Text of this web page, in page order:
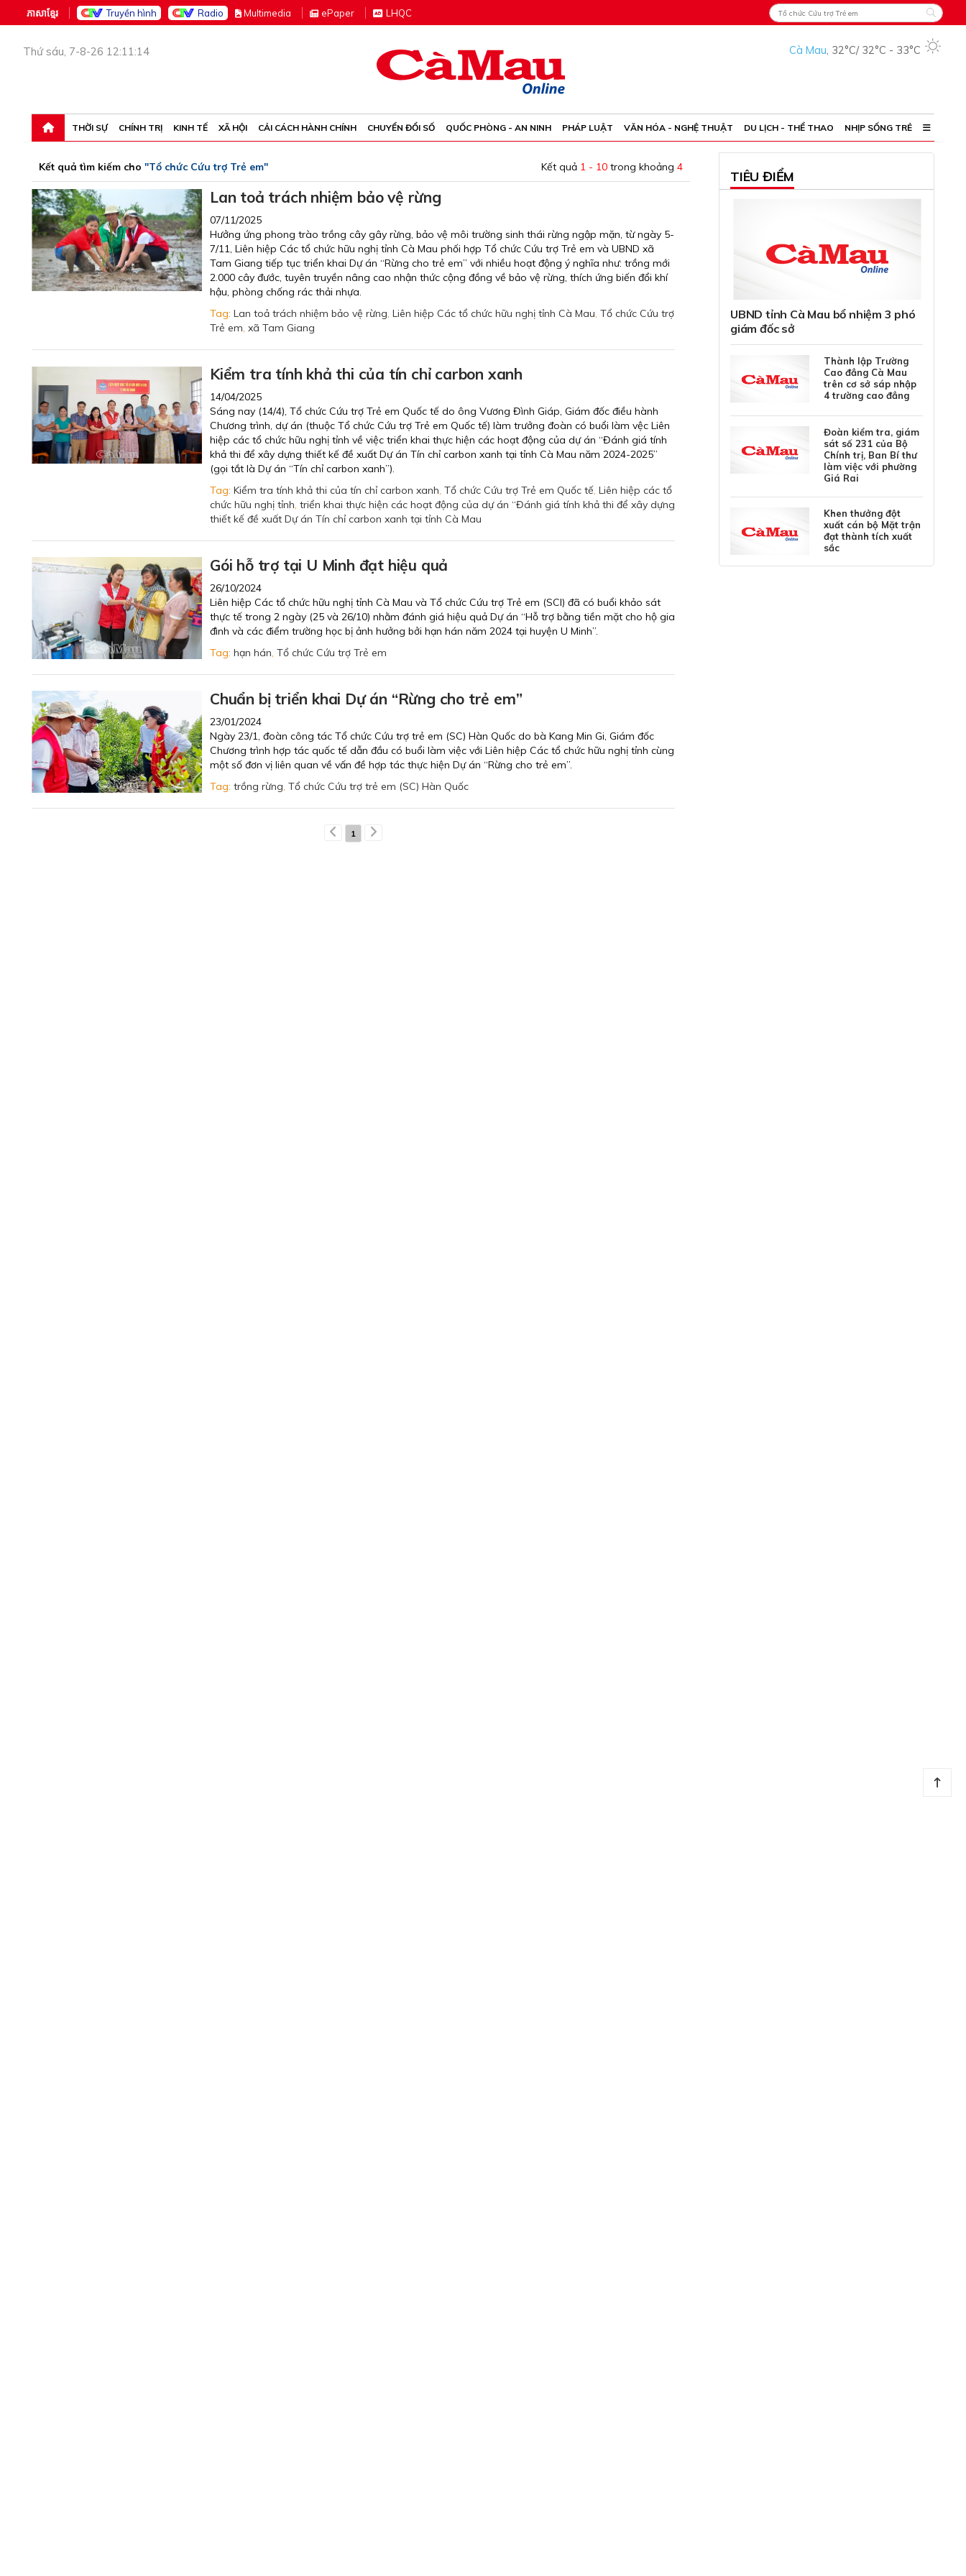
ភាសាខ្មែរ Truyền hình Radio Multimedia ePaper LHQC
Thứ sáu, 7-8-26 12:11:14 Cà Mau, 32°C/ 32°C - 33°C
THỜI SỰ CHÍNH TRỊ KINH TẾ XÃ HỘI CẢI CÁCH HÀNH CHÍNH CHUYỂN ĐỔI SỐ QUỐC PHÒNG - AN NINH PHÁP LUẬT VĂN HÓA - NGHỆ THUẬT DU LỊCH - THỂ THAO NHỊP SỐNG TRẺ
Kết quả tìm kiếm cho "Tổ chức Cứu trợ Trẻ em" Kết quả 1 - 10 trong khoảng 4
Lan toả trách nhiệm bảo vệ rừng
07/11/2025
Hưởng ứng phong trào trồng cây gây rừng, bảo vệ môi trường sinh thái rừng ngập mặn, từ ngày 5-
7/11, Liên hiệp Các tổ chức hữu nghị tỉnh Cà Mau phối hợp Tổ chức Cứu trợ Trẻ em và UBND xã
Tam Giang tiếp tục triển khai Dự án “Rừng cho trẻ em” với nhiều hoạt động ý nghĩa như: trồng mới
2.000 cây đước, tuyên truyền nâng cao nhận thức cộng đồng về bảo vệ rừng, thích ứng biến đổi khí
hậu, phòng chống rác thải nhựa.
Tag: Lan toả trách nhiệm bảo vệ rừng, Liên hiệp Các tổ chức hữu nghị tỉnh Cà Mau, Tổ chức Cứu trợ
Trẻ em, xã Tam Giang
Kiểm tra tính khả thi của tín chỉ carbon xanh
14/04/2025
Sáng nay (14/4), Tổ chức Cứu trợ Trẻ em Quốc tế do ông Vương Đình Giáp, Giám đốc điều hành
Chương trình, dự án (thuộc Tổ chức Cứu trợ Trẻ em Quốc tế) làm trưởng đoàn có buổi làm vệc Liên
hiệp các tổ chức hữu nghị tỉnh về việc triển khai thực hiện các hoạt động của dự án “Đánh giá tính
khả thi để xây dựng thiết kế đề xuất Dự án Tín chỉ carbon xanh tại tỉnh Cà Mau năm 2024-2025”
(gọi tắt là Dự án “Tín chỉ carbon xanh”).
Tag: Kiểm tra tính khả thi của tín chỉ carbon xanh, Tổ chức Cứu trợ Trẻ em Quốc tế, Liên hiệp các tổ
chức hữu nghị tỉnh, triển khai thực hiện các hoạt động của dự án “Đánh giá tính khả thi để xây dựng
thiết kế đề xuất Dự án Tín chỉ carbon xanh tại tỉnh Cà Mau
Gói hỗ trợ tại U Minh đạt hiệu quả
26/10/2024
Liên hiệp Các tổ chức hữu nghị tỉnh Cà Mau và Tổ chức Cứu trợ Trẻ em (SCI) đã có buổi khảo sát
thực tế trong 2 ngày (25 và 26/10) nhằm đánh giá hiệu quả Dự án “Hỗ trợ bằng tiền mặt cho hộ gia
đình và các điểm trường học bị ảnh hưởng bởi hạn hán năm 2024 tại huyện U Minh”.
Tag: hạn hán, Tổ chức Cứu trợ Trẻ em
Chuẩn bị triển khai Dự án “Rừng cho trẻ em”
23/01/2024
Ngày 23/1, đoàn công tác Tổ chức Cứu trợ trẻ em (SC) Hàn Quốc do bà Kang Min Gi, Giám đốc
Chương trình hợp tác quốc tế dẫn đầu có buổi làm việc với Liên hiệp Các tổ chức hữu nghị tỉnh cùng
một số đơn vị liên quan về vấn đề hợp tác thực hiện Dự án “Rừng cho trẻ em”.
Tag: trồng rừng, Tổ chức Cứu trợ trẻ em (SC) Hàn Quốc
1
TIÊU ĐIỂM
UBND tỉnh Cà Mau bổ nhiệm 3 phó
giám đốc sở
Thành lập Trường
Cao đẳng Cà Mau
trên cơ sở sáp nhập
4 trường cao đẳng
Đoàn kiểm tra, giám
sát số 231 của Bộ
Chính trị, Ban Bí thư
làm việc với phường
Giá Rai
Khen thưởng đột
xuất cán bộ Mặt trận
đạt thành tích xuất
sắc